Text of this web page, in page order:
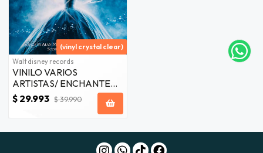
(vinyl crystal clear)
Walt disney records
VINILO VARIOS
ARTISTAS/ ENCHANTED -
ORIGINAL SOUNDTRACK
2LP
$ 29.993 $ 39.990